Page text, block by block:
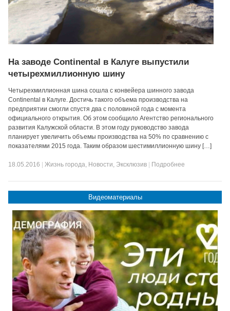
На заводе Continental в Калуге выпустили
четырехмиллионную шину
Четырехмиллионная шина сошла с конвейера шинного завода
Continental в Калуге. Достичь такого объема производства на
предприятии смогли спустя два с половиной года с момента
официального открытия. Об этом сообщило Агентство регионального
развития Калужской области. В этом году руководство завода
планирует увеличить объемы производства на 50% по сравнению с
показателями 2015 года. Таким образом шестимиллионную шину […]
18.05.2016 |Жизнь города, Новости, Эксклюзив Подробнее
Видеоматериалы